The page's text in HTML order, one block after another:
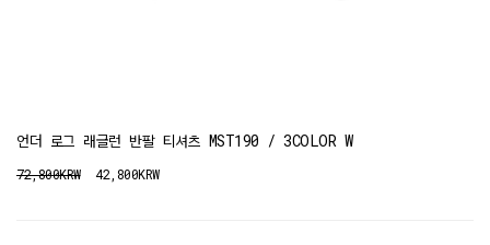
언더 로그 래글런 반팔 티셔츠 MST190 / 3COLOR W
72,800KRW 42,800KRW